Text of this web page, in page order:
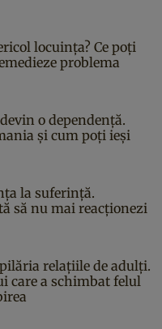
locuința? Ce poți
problema
o dependență.
și cum poți ieși
la suferință.
să nu mai reacționezi
relațiile de adulți.
care a schimbat felul